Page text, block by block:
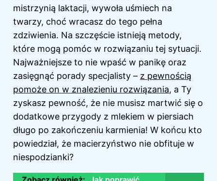
mistrzynią laktacji, wywoła uśmiech na
twarzy, choć wracasz do tego pełna
zdziwienia. Na szczęście istnieją metody,
które mogą pomóc w rozwiązaniu tej sytuacji.
Najważniejsze to nie wpaść w panikę oraz
zasięgnąć porady specjalisty – z pewnością
pomoże on w znalezieniu rozwiązania, a Ty
zyskasz pewność, że nie musisz martwić się o
dodatkowe przygody z mlekiem w piersiach
długo po zakończeniu karmienia! W końcu kto
powiedział, że macierzyństwo nie obfituje w
niespodzianki?